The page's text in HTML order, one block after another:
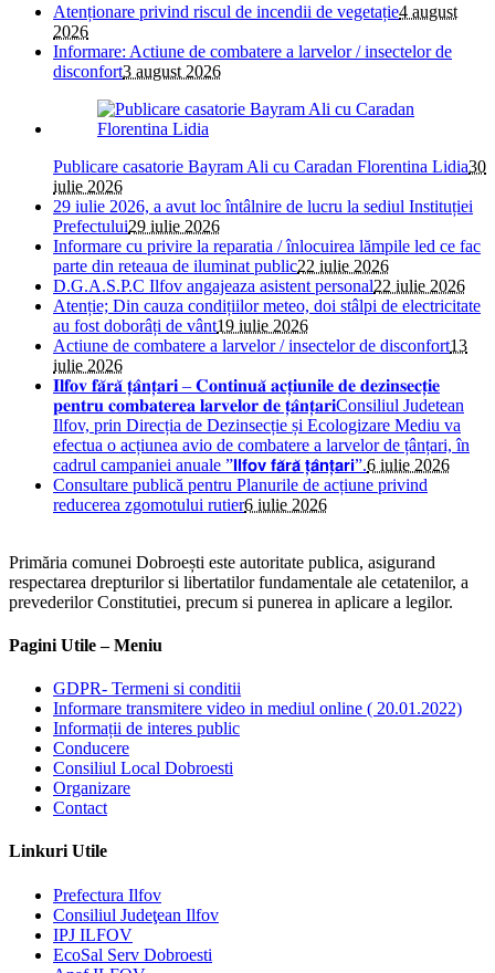
Atenționare privind riscul de incendii de vegetație4 august
2026
Informare: Actiune de combatere a larvelor / insectelor de
disconfort3 august 2026
Publicare casatorie Bayram Ali cu Caradan Florentina Lidia30
iulie 2026
29 iulie 2026, a avut loc întâlnire de lucru la sediul Instituției
Prefectului29 iulie 2026
Informare cu privire la reparatia / înlocuirea lămpile led ce fac
parte din reteaua de iluminat public22 iulie 2026
D.G.A.S.P.C Ilfov angajeaza asistent personal22 iulie 2026
Atenție; Din cauza condițiilor meteo, doi stâlpi de electricitate
au fost doborâți de vânt19 iulie 2026
Actiune de combatere a larvelor / insectelor de disconfort13
iulie 2026
𝐈𝐥𝐟𝐨𝐯 𝐟𝐚̆𝐫𝐚̆ 𝐭̦𝐚̂𝐧𝐭̦𝐚𝐫𝐢 – 𝐂𝐨𝐧𝐭𝐢𝐧𝐮𝐚̆ 𝐚𝐜𝐭̦𝐢𝐮𝐧𝐢𝐥𝐞 𝐝𝐞 𝐝𝐞𝐳𝐢𝐧𝐬𝐞𝐜𝐭̦𝐢𝐞
𝐩𝐞𝐧𝐭𝐫𝐮 𝐜𝐨𝐦𝐛𝐚𝐭𝐞𝐫𝐞𝐚 𝐥𝐚𝐫𝐯𝐞𝐥𝐨𝐫 𝐝𝐞 𝐭̦𝐚̂𝐧𝐭̦𝐚𝐫𝐢Consiliul Judetean
Ilfov, prin Direcția de Dezinsecție și Ecologizare Mediu va
efectua o acțiunea avio de combatere a larvelor de țânțari, în
cadrul campaniei anuale ”𝗜𝗹𝗳𝗼𝘃 𝗳𝗮̆𝗿𝗮̆ 𝘁̦𝗮̂𝗻𝘁̦𝗮𝗿𝗶”.6 iulie 2026
Consultare publică pentru Planurile de acțiune privind
reducerea zgomotului rutier6 iulie 2026
Primăria comunei Dobroești este autoritate publica, asigurand
respectarea drepturilor si libertatilor fundamentale ale cetatenilor, a
prevederilor Constitutiei, precum si punerea in aplicare a legilor.
Pagini Utile – Meniu
GDPR- Termeni si conditii
Informare transmitere video in mediul online ( 20.01.2022)
Informații de interes public
Conducere
Consiliul Local Dobroesti
Organizare
Contact
Linkuri Utile
Prefectura Ilfov
Consiliul Judeţean Ilfov
IPJ ILFOV
EcoSal Serv Dobroesti